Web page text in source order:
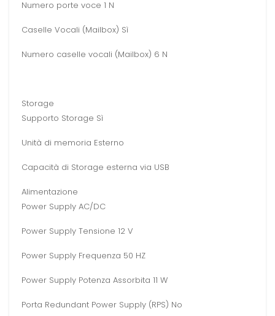
Numero porte voce 1 N
Caselle Vocali (Mailbox) Sì
Numero caselle vocali (Mailbox) 6 N
Storage
Supporto Storage Sì
Unità di memoria Esterno
Capacità di Storage esterna via USB
Alimentazione
Power Supply AC/DC
Power Supply Tensione 12 V
Power Supply Frequenza 50 HZ
Power Supply Potenza Assorbita 11 W
Porta Redundant Power Supply (RPS) No